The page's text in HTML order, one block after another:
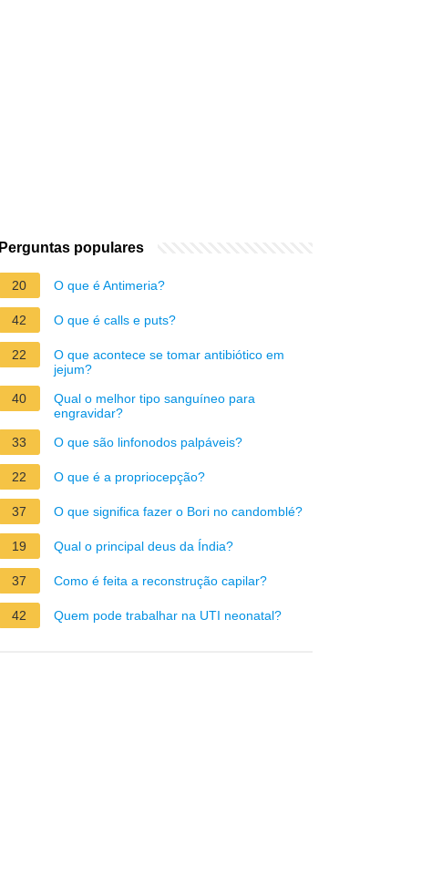
Perguntas populares
20 O que é Antimeria?
42 O que é calls e puts?
22
O que acontece se tomar antibiótico em
jejum?
40
Qual o melhor tipo sanguíneo para
engravidar?
33
O que são linfonodos palpáveis?
22 O que é a propriocepção?
37 O que significa fazer o Bori no candomblé?
19 Qual o principal deus da Índia?
37 Como é feita a reconstrução capilar?
42 Quem pode trabalhar na UTI neonatal?